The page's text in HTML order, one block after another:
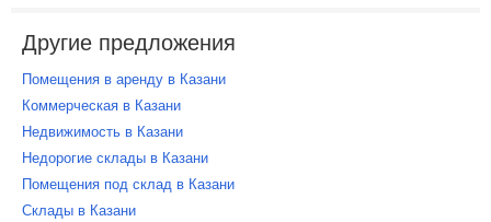
Другие предложения
Помещения в аренду в Казани
Коммерческая в Казани
Недвижимость в Казани
Недорогие склады в Казани
Помещения под склад в Казани
Склады в Казани